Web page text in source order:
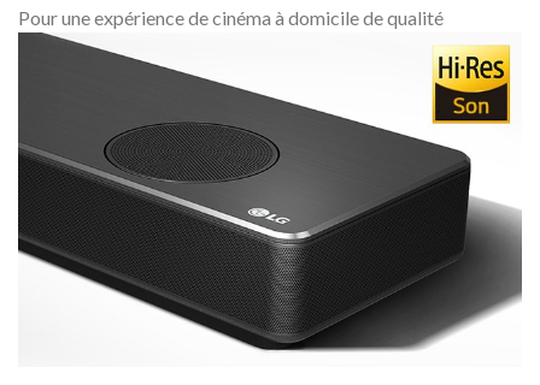
Pour une expérience de cinéma à domicile de qualité